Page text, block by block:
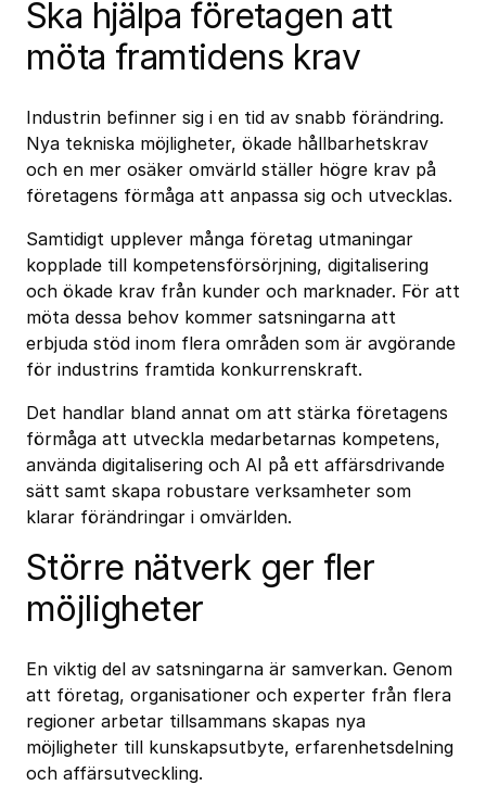
Ska hjälpa företagen att
möta framtidens krav
Industrin befinner sig i en tid av snabb förändring.
Nya tekniska möjligheter, ökade hållbarhetskrav
och en mer osäker omvärld ställer högre krav på
företagens förmåga att anpassa sig och utvecklas.
Samtidigt upplever många företag utmaningar
kopplade till kompetensförsörjning, digitalisering
och ökade krav från kunder och marknader. För att
möta dessa behov kommer satsningarna att
erbjuda stöd inom flera områden som är avgörande
för industrins framtida konkurrenskraft.
Det handlar bland annat om att stärka företagens
förmåga att utveckla medarbetarnas kompetens,
använda digitalisering och AI på ett affärsdrivande
sätt samt skapa robustare verksamheter som
klarar förändringar i omvärlden.
Större nätverk ger fler
möjligheter
En viktig del av satsningarna är samverkan. Genom
att företag, organisationer och experter från flera
regioner arbetar tillsammans skapas nya
möjligheter till kunskapsutbyte, erfarenhetsdelning
och affärsutveckling.